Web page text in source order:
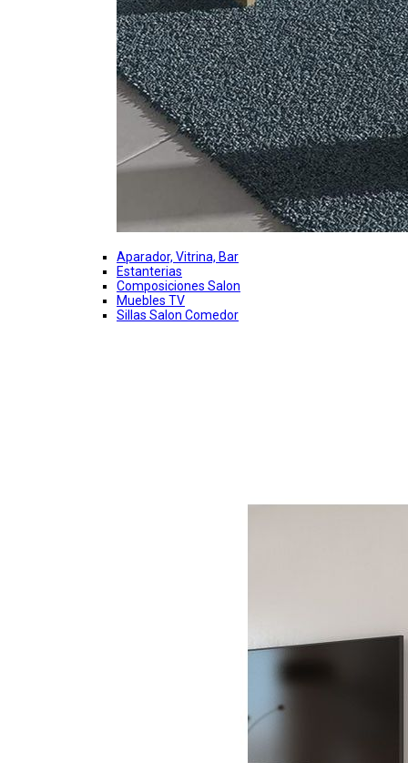
Aparador, Vitrina, Bar
Estanterias
Composiciones Salon
Muebles TV
Sillas Salon Comedor